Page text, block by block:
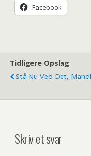
Facebook
Tidligere Opslag
Stå Nu Ved Det, Mand!
Skriv et svar